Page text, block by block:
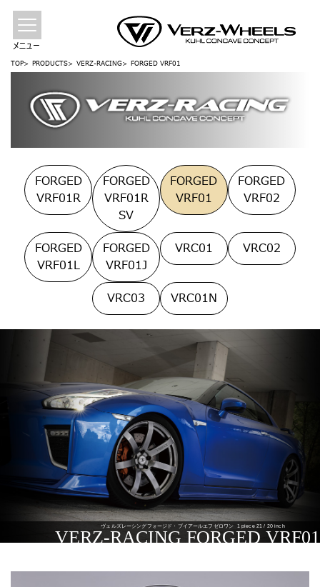
メニュー
TOP PRODUCTS VERZ-RACING FORGED VRF01
FORGED
VRF01R
FORGED
VRF01R
SV
FORGED
VRF01
FORGED
VRF02
FORGED
VRF01L
FORGED
VRF01J
VRC01 VRC02
VRC03 VRC01N
ヴェルズレーシングフォージド・ブイアールエフゼロワン 1 piece 21 / 20 inch
VERZ-RACING FORGED VRF01